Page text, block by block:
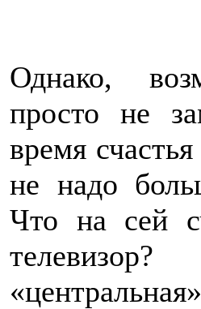
Однако,
просто не
время
не надо
Что на сей
«центральная»